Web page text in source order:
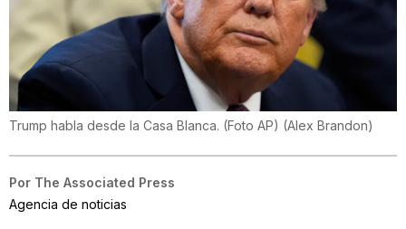
Trump habla desde la Casa Blanca. (Foto AP) (Alex Brandon)
Por The Associated Press
Agencia de noticias